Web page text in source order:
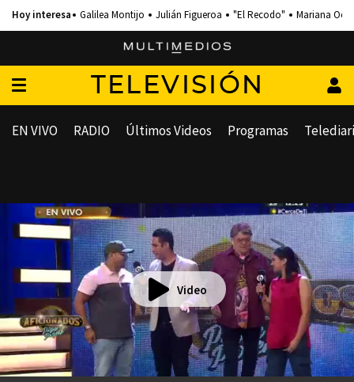
Galilea Montijo Julián Figueroa "El Recodo" Mariana
TELEVISIÓN
EN VIVO RADIO Últimos Videos Programas
Video